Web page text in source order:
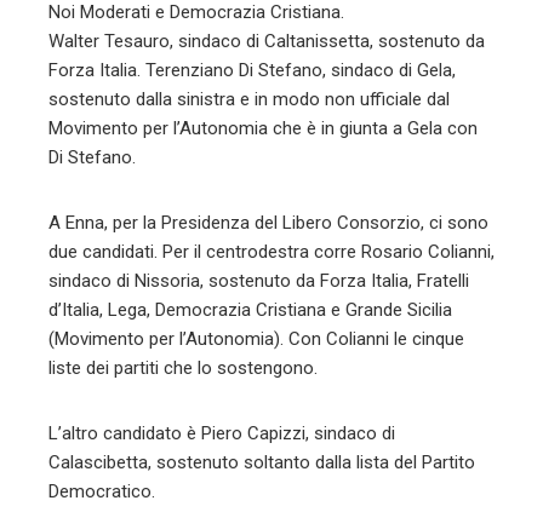
Noi Moderati e Democrazia Cristiana.
Walter Tesauro, sindaco di Caltanissetta, sostenuto da
Forza Italia. Terenziano Di Stefano, sindaco di Gela,
sostenuto dalla sinistra e in modo non ufficiale dal
Movimento per l’Autonomia che è in giunta a Gela con
Di Stefano.
A Enna, per la Presidenza del Libero Consorzio, ci sono
due candidati. Per il centrodestra corre Rosario Colianni,
sindaco di Nissoria, sostenuto da Forza Italia, Fratelli
d’Italia, Lega, Democrazia Cristiana e Grande Sicilia
(Movimento per l’Autonomia). Con Colianni le cinque
liste dei partiti che lo sostengono.
L’altro candidato è Piero Capizzi, sindaco di
Calascibetta, sostenuto soltanto dalla lista del Partito
Democratico.